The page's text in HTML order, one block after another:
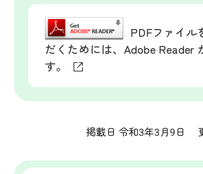
PDFファイル
だくためには、Adobe Reader
す。
掲載日 令和3年3月9日